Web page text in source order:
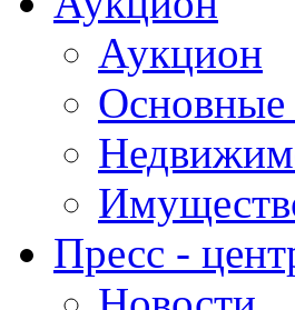
Аукцион
Основные
Пресс -